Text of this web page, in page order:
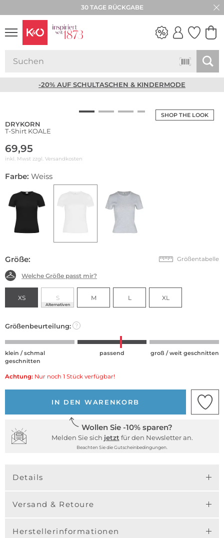
30 TAGE RÜCKGABE
-20% AUF SCHULTASCHEN & KINDERMODE
SHOP THE LOOK
DRYKORN
T-Shirt KOALE
69,95
inkl. Mwst zzgl. Versandkosten
Farbe: Weiss
Größe: Größentabelle
Welche Größe passt mir?
XS S
Alternativen
M L XL
Größenbeurteilung: ?
klein / schmal
geschnitten
passend groß / weit geschnitten
Achtung: Nur noch 1 Stück verfügbar!
IN DEN WARENKORB
Wollen Sie -10% sparen?
Melden Sie sich jetzt für den Newsletter an.
Beachten Sie die Gutscheinbedingungen.
Details
Versand & Retoure
Herstellerinformationen